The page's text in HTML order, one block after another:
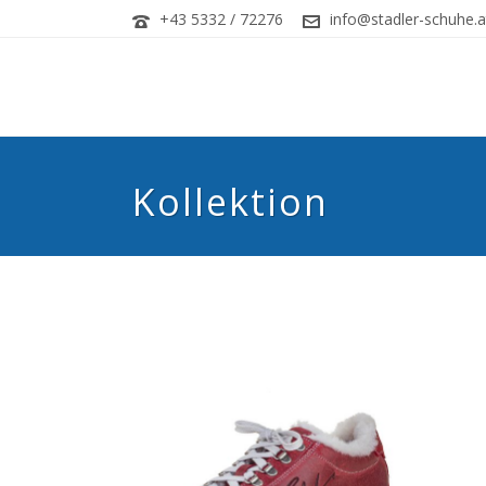
+43 5332 / 72276 info@stadler-
Kollektion